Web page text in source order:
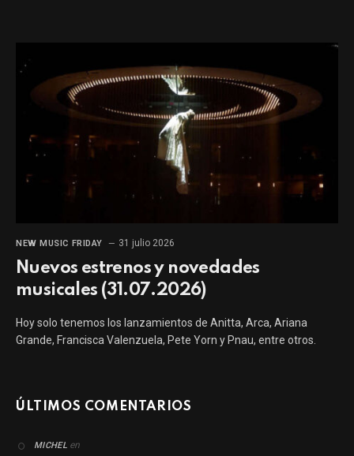
NEW MUSIC FRIDAY 31 julio 2026
Nuevos estrenos y novedades
musicales (31.07.2026)
Hoy solo tenemos los lanzamientos de Anitta, Arca, Ariana
Grande, Francisca Valenzuela, Pete Yorn y Pnau, entre otros.
ÚLTIMOS COMENTARIOS
MICHELen